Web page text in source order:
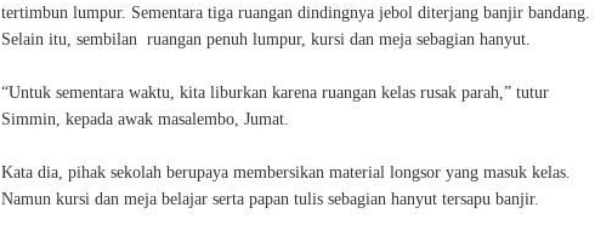
tertimbun lumpur. Sementara tiga ruangan dindingnya jebol diterjang banjir bandang.
Selain itu, sembilan ruangan penuh lumpur, kursi dan meja sebagian hanyut.
“Untuk sementara waktu, kita liburkan karena ruangan kelas rusak parah,” tutur
Simmin, kepada awak masalembo, Jumat.
Kata dia, pihak sekolah berupaya membersikan material longsor yang masuk kelas.
Namun kursi dan meja belajar serta papan tulis sebagian hanyut tersapu banjir.